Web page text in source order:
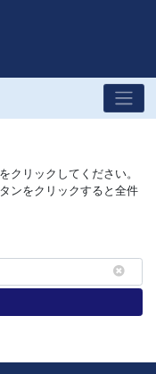
クリックしてください。
ンをクリックすると全件